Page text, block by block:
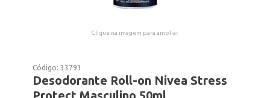
Clique na imagem para ampliar.
Código:33793
Desodorante Roll-on Nivea Stress